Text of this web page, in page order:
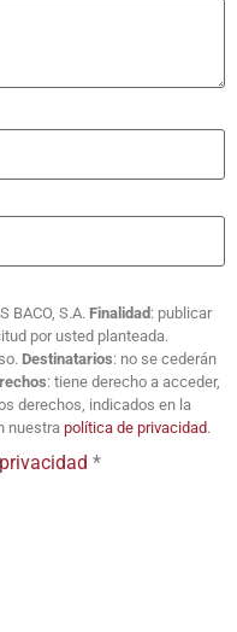
BACO, S.A. Finalidad : publicar
por usted planteada.
Destinatarios: no se cederán
: tiene derecho a acceder,
derechos, indicados en la
nuestra política de privacidad.
*